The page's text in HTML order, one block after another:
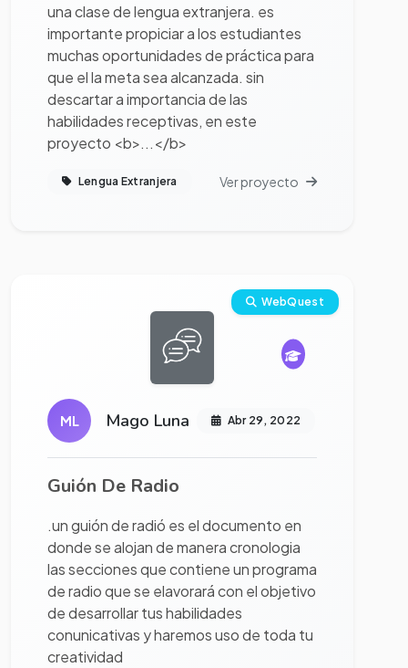
una clase de lengua extranjera. es
importante propiciar a los estudiantes
muchas oportunidades de práctica para
que el la meta sea alcanzada. sin
descartar a importancia de las
habilidades receptivas, en este
proyecto <b>...</b>
Lengua Extranjera Ver proyecto
WebQuest
ML Mago Luna Abr 29, 2022
Guión De Radio
.un guión de radió es el documento en
donde se alojan de manera cronologia
las secciones que contiene un programa
de radio que se elavorará con el objetivo
de desarrollar tus habilidades
conunicativas y haremos uso de toda tu
creatividad